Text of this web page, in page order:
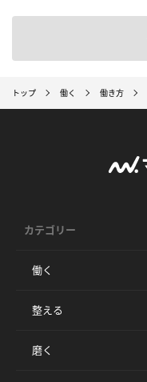
トップ 働く 働き方
カテゴリー
働く
整える
磨く